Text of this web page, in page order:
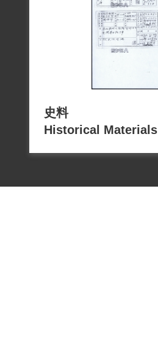
史料
Historical Materials